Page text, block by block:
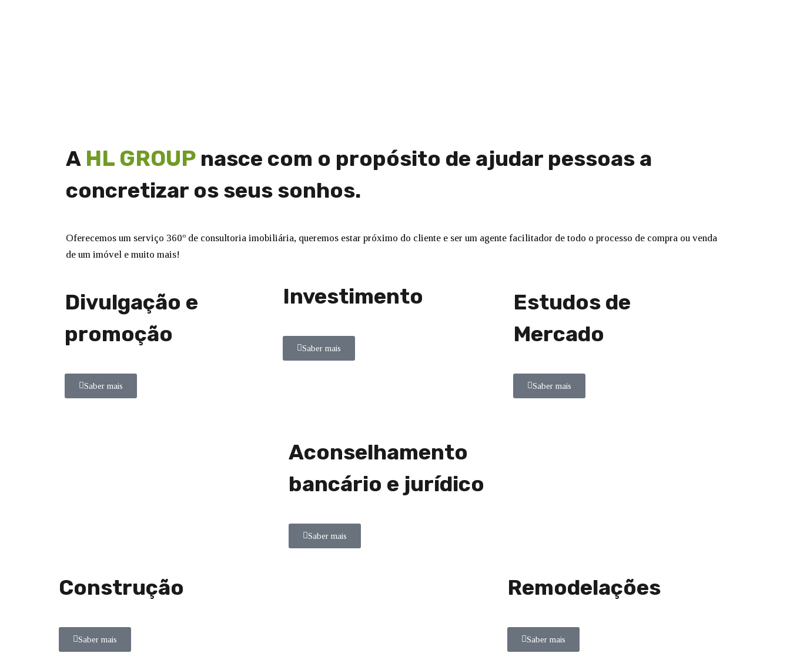
A HL GROUP nasce com o propósito de ajudar pessoas a
concretizar os seus sonhos.
Oferecemos um serviço 360º de consultoria imobiliária, queremos estar próximo do cliente e ser um agente facilitador de todo o processo de compra ou venda
de um imóvel e muito mais!
Divulgação e
promoção
Saber mais
Construção
Saber mais
Investimento
Saber mais
Aconselhamento
bancário e jurídico
Saber mais
Estudos de
Mercado
Saber mais
Remodelações
Saber mais